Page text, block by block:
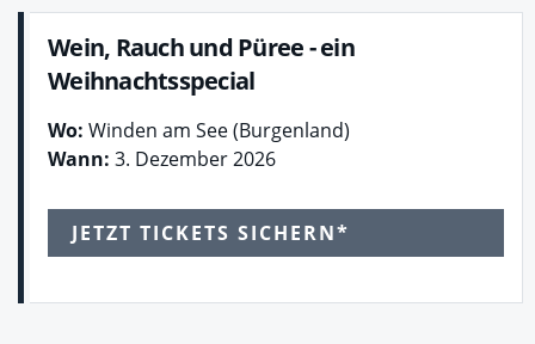
Wein, Rauch und Püree - ein
Weihnachtsspecial
Wo: Winden am See (Burgenland)
Wann: 3. Dezember 2026
JETZT TICKETS SICHERN*